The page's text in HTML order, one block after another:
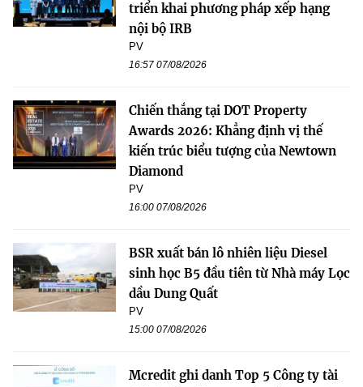
triển khai phương pháp xếp hạng
nội bộ IRB
PV
16:57 07/08/2026
Chiến thắng tại DOT Property
Awards 2026: Khẳng định vị thế
kiến trúc biểu tượng của Newtown
Diamond
PV
16:00 07/08/2026
BSR xuất bán lô nhiên liệu Diesel
sinh học B5 đầu tiên từ Nhà máy Lọc
dầu Dung Quất
PV
15:00 07/08/2026
Mcredit ghi danh Top 5 Công ty tài